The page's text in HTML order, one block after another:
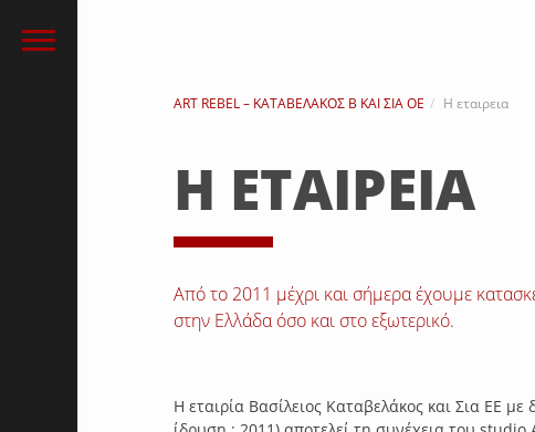
ART REBEL – ΚΑΤΑΒΕΛΑΚΟΣ Β ΚΑΙ ΣΙΑ ΟΕ H εταιρεια
H ΕΤΑΙΡΕΙΑ
Από το 2011 μέχρι και σήμερα έχουμε
στην Ελλάδα όσο και στο εξωτερικό.
Η εταιρία Βασίλειος Καταβελάκος και Σια ΕΕ με